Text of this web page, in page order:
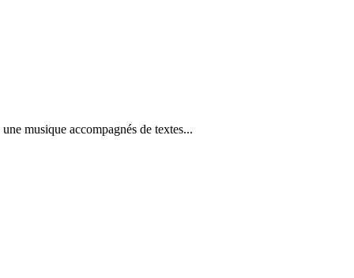
musique accompagnés de textes...